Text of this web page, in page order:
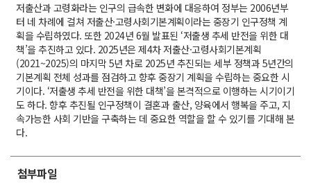
저출산과 고령화라는 인구의 급속한 변화에 대응하여 정부는 2006년부
터 네 차례에 걸쳐 저출산·고령사회기본계획이라는 중장기 인구정책 계
획을 수립하였다. 또한 2024년 6월 발표된 ‘저출생 추세 반전을 위한 대
책’을 추진하고 있다. 2025년은 제4차 저출산·고령사회기본계획
(2021~2025)의 마지막 5년 차로 2025년 추진되는 세부 정책과 5년간의
기본계획 전체 성과를 점검하고 향후 중장기 계획을 수립하는 중요한 시
기이다. ‘저출생 추세 반전을 위한 대책’을 본격적으로 이행하는 시기이기
도 하다. 향후 추진될 인구정책이 결혼과 출산, 양육에서 행복을 주고, 지
속가능한 사회 기반을 구축하는 데 중요한 역할을 할 수 있기를 기대해 본
다.
첨부파일